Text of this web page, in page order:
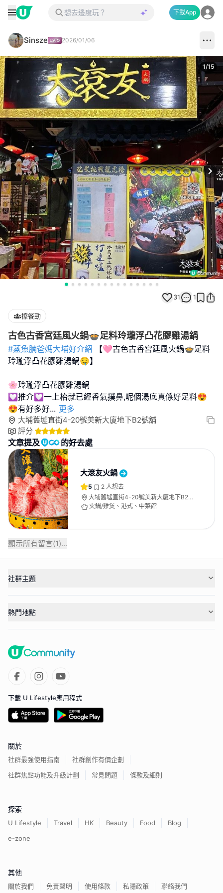
下載App
Sinsze 2026/01/06
1/15
31 1
擦餐勁
古色古香宮廷風火鍋🍲足料玲瓏浮凸花膠雞湯鍋
#蒸魚腩爸媽大埔好介紹
【🩷古色古香宮廷風火鍋🍲足料
玲瓏浮凸花膠雞湯鍋🤤】
🌸玲瓏浮凸花膠雞湯鍋
💟推介💟一上枱就已經香氣撲鼻,呢個湯底真係好足料😍
😍有好多好... 更多
大埔舊墟直街4-20號美新大廈地下B2號舖
評分
文章提及 的好去處
大滾友火鍋
5 2 人想去
大埔舊墟直街4-20號美新大廈地下B2
號舖
火鍋/雞煲、港式、中菜館
顯示所有留言(1)...
社群主題
熱門地點
下載 U Lifestyle應用程式
關於
社群最強使用指南
社群創作有價企劃
社群焦點功能及升級計劃
常見問題 條款及細則
探索
U Lifestyle Travel HK Beauty Food
Blog
e-zone
其他
關於我們 免責聲明 使用條款 私隱政策 聯絡我們